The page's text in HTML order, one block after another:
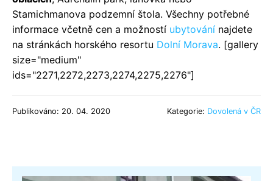
Stamichmanova podzemní štola. Všechny potřebné
informace včetně cen a možností ubytování najdete
na stránkách horského resortu Dolní Morava. [gallery
size="medium"
ids="2271,2272,2273,2274,2275,2276"]
Publikováno: 20. 04. 2020 Kategorie: Dovolená v ČR